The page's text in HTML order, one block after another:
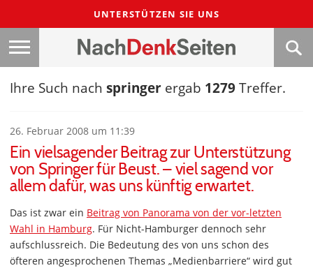
UNTERSTÜTZEN SIE UNS
Ihre Such nach springer ergab 1279Treffer.
26. Februar 2008 um 11:39
Ein vielsagender Beitrag zur Unterstützung
von Springer für Beust. – viel sagend vor
allem dafür, was uns künftig erwartet.
Das ist zwar ein Beitrag von Panorama von der vor-letzten
Wahl in Hamburg. Für Nicht-Hamburger dennoch sehr
aufschlussreich. Die Bedeutung des von uns schon des
öfteren angesprochenen Themas „Medienbarriere“ wird gut